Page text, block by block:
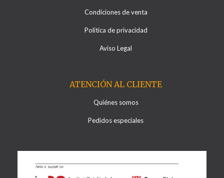
Condiciones de venta
Política de privacidad
Aviso Legal
ATENCIÓN AL CLIENTE
Quiénes somos
Pedidos especiales